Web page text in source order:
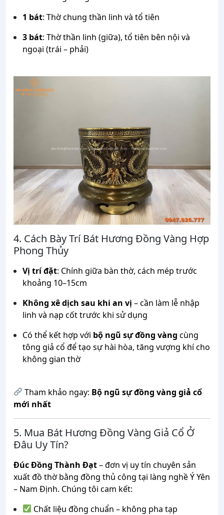
1 bát: Thờ chung thần linh và tổ tiên
3 bát: Thờ thần linh (giữa), tổ tiên bên nội và
ngoại (trái – phải)
4. Cách Bày Trí Bát Hương Đồng Vàng Hợp
Phong Thủy
Vị trí đặt: Chính giữa bàn thờ, cách mép trước
khoảng 10–15cm
Không xê dịch sau khi an vị – cần làm lễ nhập
linh và nạp cốt trước khi sử dụng
Có thể kết hợp với bộ ngũ sự đồng vàng cùng
tông giả cổ để tạo sự hài hòa, tăng vượng khí cho
không gian thờ
Tham khảo ngay: Bộ ngũ sự đồng vàng giả cổ
mới nhất
5. Mua Bát Hương Đồng Vàng Giả Cổ Ở
Đâu Uy Tín?
Đúc Đồng Thành Đạt– đơn vị uy tín chuyên sản
xuất đồ thờ bằng đồng thủ công tại làng nghề Ý Yên
– Nam Định. Chúng tôi cam kết:
Chất liệu đồng chuẩn – không pha tạp